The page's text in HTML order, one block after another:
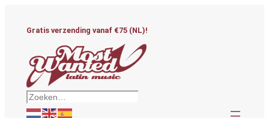
Gratis verzending vanaf €75 (NL)!
Zoeken